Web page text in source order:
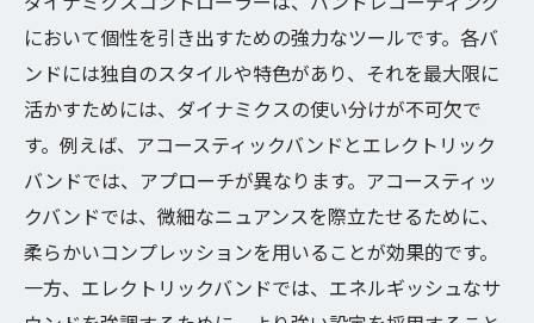
ールの実践例
バンダミュージック推奨のダイナミクス機
材
プロフェッショナルが教えるダイナミクス
設定の秘訣
未来の音楽制作を担うダイナミクスコント
ローラー
バンダミュージックが採用するダイナミク
ス技術の特長
において個性を引き出すための強力なツールです。各バ
ンドには独自のスタイルや特色があり、それを最大限に
活かすためには、ダイナミクスの使い分けが不可欠で
す。例えば、アコースティックバンドとエレクトリック
バンドでは、アプローチが異なります。アコースティッ
クバンドでは、微細なニュアンスを際立たせるために、
柔らかいコンプレッションを用いることが効果的です。
一方、エレクトリックバンドでは、エネルギッシュなサ